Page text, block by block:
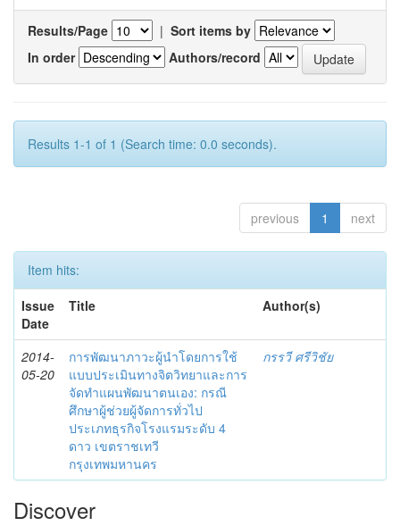
Results/Page | Sort items by
In order
Authors/record
Results 1-1 of 1 (Search time: 0.0 seconds).
previous 1 next
Item hits:
Issue
Date
Title Author(s)
2014-
05-20
การพัฒนาภาวะผู้นำโดยการใช้
แบบประเมินทางจิตวิทยาและการ
จัดทำแผนพัฒนาตนเอง: กรณี
ศึกษาผู้ช่วยผู้จัดการทั่วไป
ประเภทธุรกิจโรงแรมระดับ 4
ดาว เขตราชเทวี
กรุงเทพมหานคร
กรรวี ศรีวิชัย
Discover